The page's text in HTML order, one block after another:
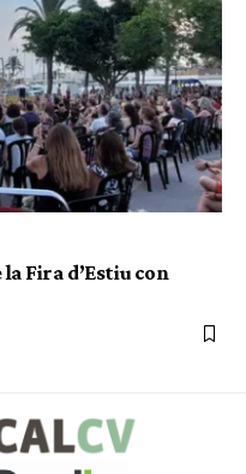
Fira d’Estiu con